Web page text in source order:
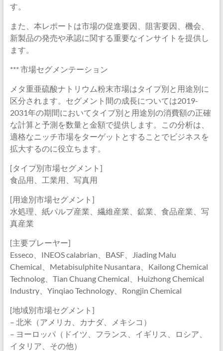
す。
また、本レポートは市場の促進要因、阻害要因、機会、
新製品の発売や承認に関する重要なインサイトを提供し
ます。
*** 市場セグメンテーション
メタ重亜硫酸ナトリウム粉末市場はタイプ別と用途別に
区分されます。セグメント間の成長については2019-
2031年の期間においてタイプ別と用途別の消費額の正確
な計算と予測を数量と金額で提供します。この分析は、
適格なニッチ市場をターゲットとすることでビジネスを
拡大するのに役立ちます。
[タイプ別市場セグメント]
食品用、工業用、写真用
[用途別市場セグメント]
水処理、紙パルプ産業、繊維産業、鉱業、食品産業、写
真産業
[主要プレーヤー]
Esseco、INEOS calabrian、BASF、Jiading Malu
Chemical、Metabisulphite Nusantara、Kailong Chemical
Technolog、Tian Chuang Chemical、Huizhong Chemical
Industry、Yinqiao Technology、Rongjin Chemical
[地域別市場セグメント]
– 北米（アメリカ、カナダ、メキシコ）
– ヨーロッパ（ドイツ、フランス、イギリス、ロシア、
イタリア、その他）